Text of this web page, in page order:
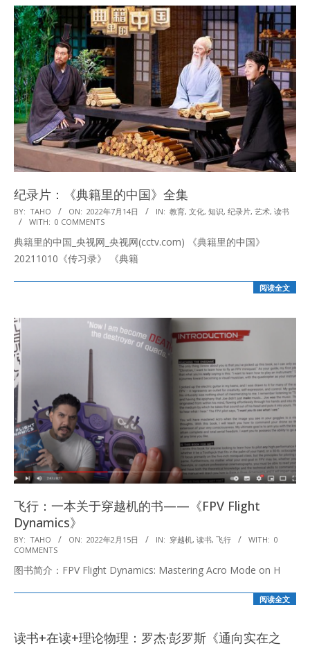
纪录片：《典籍里的中国》全集
2022-
07-
14
BY: TAHO ON: 2022年7月14日 IN: 教育, 文化, 知识, 纪录片, 艺术, 读书
WITH: 0 COMMENTS
典籍里的中国_央视网_央视网(cctv.com) 《典籍里的中国》
20211010《传习录》 《典籍
阅读全文
飞行：一本关于穿越机的书——《FPV Flight
Dynamics》
2022-
02-
15
BY: TAHO ON: 2022年2月15日 IN: 穿越机, 读书, 飞行 WITH: 0
COMMENTS
图书简介：FPV Flight Dynamics: Mastering Acro Mode on H
阅读全文
读书+在读+理论物理：罗杰·彭罗斯《通向实在之